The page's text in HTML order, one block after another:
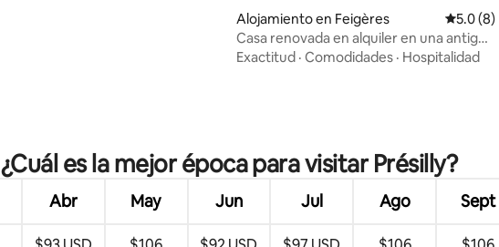
Alojamiento en Feigères
5.0 (8)
Casa renovada en alquiler en una antigua
granja
Exactitud · Comodidades · Hospitalidad
¿Cuál es la mejor época para visitar Présilly?
Abr May Jun Jul Ago Sept